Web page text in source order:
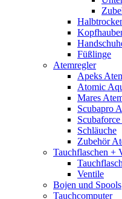
Füßlinge
Atemregler
Apeks
Atomic
Mares
Scubapro
Schläuche
Zubehör
Tauchflaschen +
Ventile
Bojen und Spools
Tauchcomputer